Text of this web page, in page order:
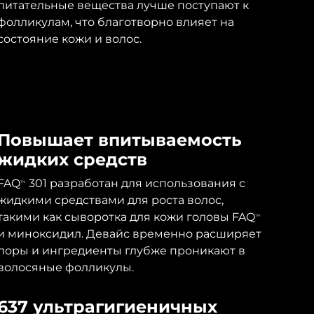
вещества лучше поступают к
что благотворно влияет на
кожи и волос.
впитываемость
средств
TM
301 разработан для использования с
средствами для роста волос,
как сыворотка для кожи головы FAQTM
миноксидил. Девайс временно расширяет
и ингредиенты глубже проникают в
фолликулы.
ультрагигиеничных